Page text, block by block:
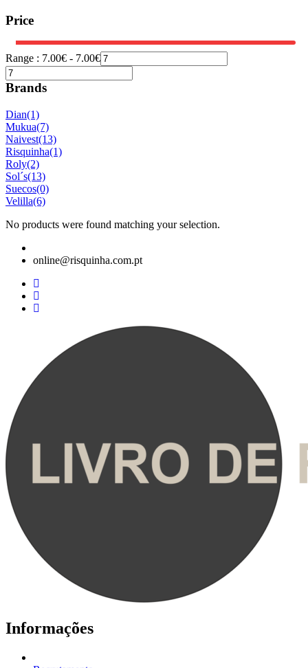
Price
Range : 7.00€ - 7.00€
Brands
Dian(1)
Mukua(7)
Naivest(13)
Risquinha(1)
Roly(2)
Sol´s(13)
Suecos(0)
Velilla(6)
No products were found matching your selection.
online@risquinha.com.pt
Informações